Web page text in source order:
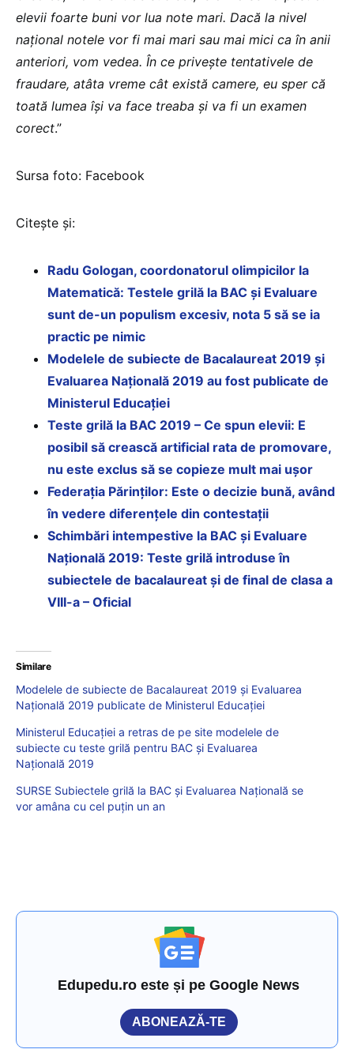
elevii foarte buni vor lua note mari. Dacă la nivel
național notele vor fi mai mari sau mai mici ca în anii
anteriori, vom vedea. În ce privește tentativele de
fraudare, atâta vreme cât există camere, eu sper că
toată lumea își va face treaba și va fi un examen
corect.”
Sursa foto: Facebook
Citește și:
Radu Gologan, coordonatorul olimpicilor la
Matematică: Testele grilă la BAC și Evaluare
sunt de-un populism excesiv, nota 5 să se ia
practic pe nimic
Modelele de subiecte de Bacalaureat 2019 și
Evaluarea Națională 2019 au fost publicate de
Ministerul Educației
Teste grilă la BAC 2019 – Ce spun elevii: E
posibil să crească artificial rata de promovare,
nu este exclus să se copieze mult mai ușor
Federația Părinților: Este o decizie bună, având
în vedere diferențele din contestații
Schimbări intempestive la BAC și Evaluare
Națională 2019: Teste grilă introduse în
subiectele de bacalaureat și de final de clasa a
VIII-a – Oficial
Similare
Modelele de subiecte de Bacalaureat 2019 și Evaluarea
Națională 2019 publicate de Ministerul Educației
Ministerul Educației a retras de pe site modelele de
subiecte cu teste grilă pentru BAC și Evaluarea
Națională 2019
SURSE Subiectele grilă la BAC și Evaluarea Națională se
vor amâna cu cel puțin un an
Edupedu.ro este și pe Google News
ABONEAZĂ-TE